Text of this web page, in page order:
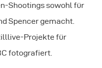
Shootings sowohl für
Spencer gemacht.
Projekte für
fotografiert.